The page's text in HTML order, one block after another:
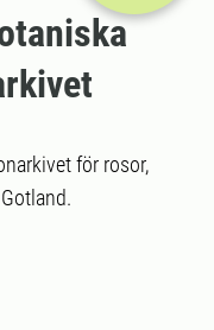
för rosor,